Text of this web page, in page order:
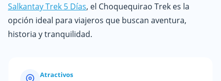
Salkantay Trek 5 Días, el Choquequirao Trek es la
opción ideal para viajeros que buscan aventura,
historia y tranquilidad.
Atractivos